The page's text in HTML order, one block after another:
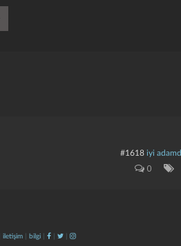
#1618 i̇yi
0
iletişim bilgi